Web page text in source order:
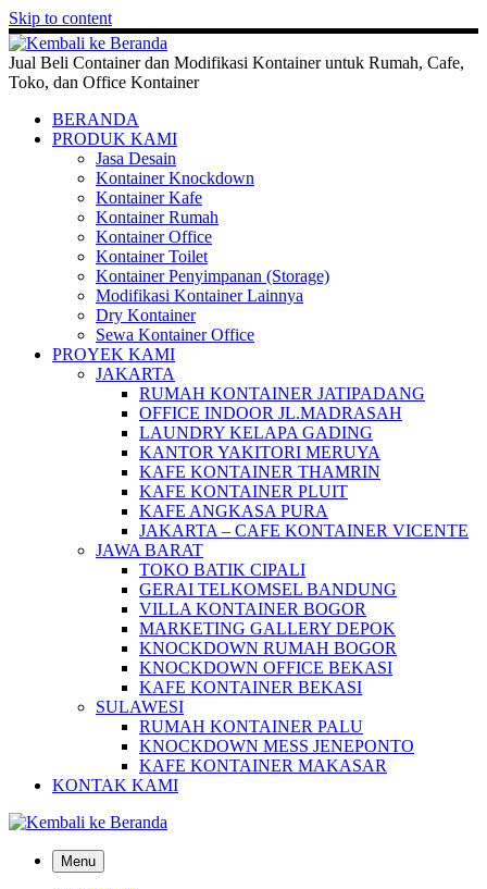
Skip to content
Jual Beli Container dan Modifikasi Kontainer untuk Rumah, Cafe,
Toko, dan Office Kontainer
BERANDA
PRODUK KAMI
Jasa Desain
Kontainer Knockdown
Kontainer Kafe
Kontainer Rumah
Kontainer Office
Kontainer Toilet
Kontainer Penyimpanan (Storage)
Modifikasi Kontainer Lainnya
Dry Kontainer
Sewa Kontainer Office
PROYEK KAMI
JAKARTA
RUMAH KONTAINER JATIPADANG
OFFICE INDOOR JL.MADRASAH
LAUNDRY KELAPA GADING
KANTOR YAKITORI MERUYA
KAFE KONTAINER THAMRIN
KAFE KONTAINER PLUIT
KAFE ANGKASA PURA
JAKARTA – CAFE KONTAINER VICENTE
JAWA BARAT
TOKO BATIK CIPALI
GERAI TELKOMSEL BANDUNG
VILLA KONTAINER BOGOR
MARKETING GALLERY DEPOK
KNOCKDOWN RUMAH BOGOR
KNOCKDOWN OFFICE BEKASI
KAFE KONTAINER BEKASI
SULAWESI
RUMAH KONTAINER PALU
KNOCKDOWN MESS JENEPONTO
KAFE KONTAINER MAKASAR
KONTAK KAMI
Menu